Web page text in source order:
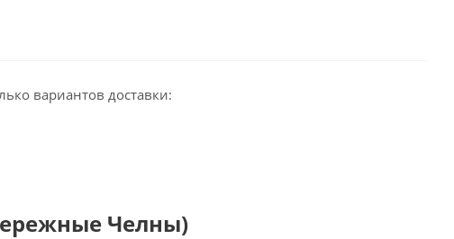
вариантов доставки:
Челны)